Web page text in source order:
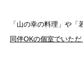
「山の幸の料理」や「
同伴OKの個室でいた